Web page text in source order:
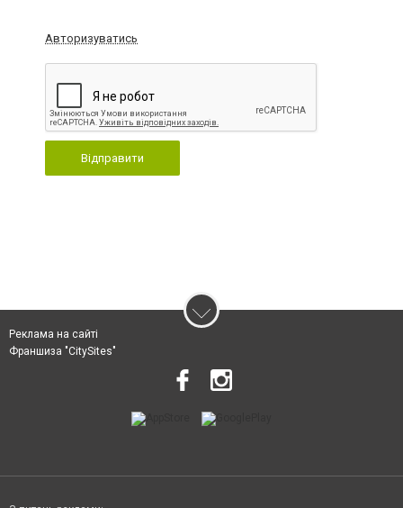
Авторизуватись
Відправити
Реклама на сайті
Франшиза "CitySites"